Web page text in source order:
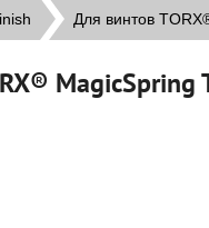
Для винтов